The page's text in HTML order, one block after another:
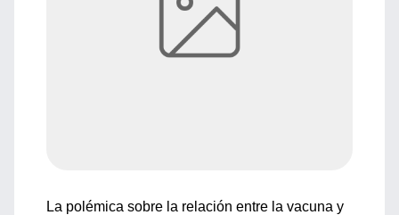
La polémica sobre la relación entre la vacuna y